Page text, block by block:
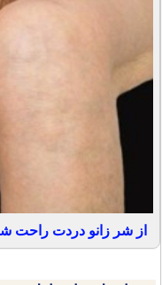
از شر زانو دردت